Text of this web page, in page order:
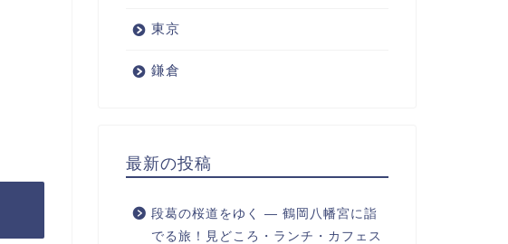
東京
鎌倉
最新の投稿
段葛の桜道をゆく ― 鶴岡八幡宮に詣
でる旅！見どころ・ランチ・カフェス